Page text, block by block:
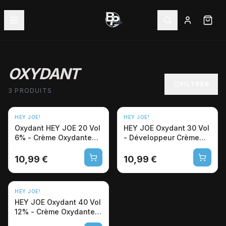
OXYDANT
3 PRODUITS
HEY JOE!
Oxydant HEY JOE 20 Vol
6% - Crème Oxydante
10,99 €
HEY JOE!
HEY JOE Oxydant 30 Vol
- Développeur Crème
10,99 €
HEY JOE!
HEY JOE Oxydant 40 Vol
12% - Crème Oxydante